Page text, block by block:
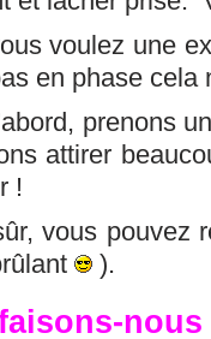
voulez une
en phase
prenons
attirer
!
vous pouvez
).